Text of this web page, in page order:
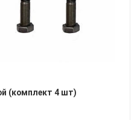
(комплект 4 шт)